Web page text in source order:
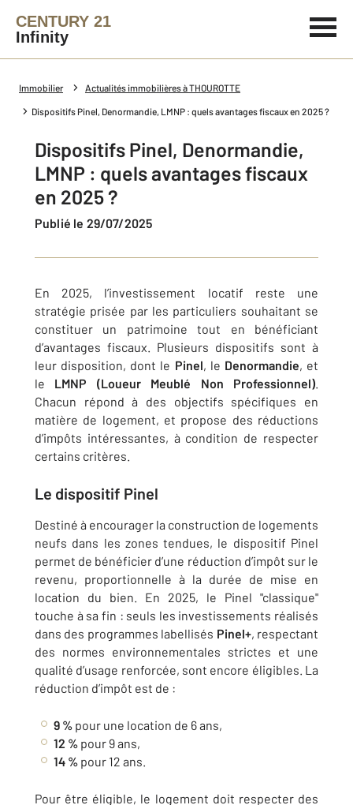
CENTURY 21
Infinity
Immobilier Actualités immobilières à THOUROTTE
Dispositifs Pinel, Denormandie, LMNP : quels avantages fiscaux en 2025 ?
Dispositifs Pinel, Denormandie,
LMNP : quels avantages fiscaux
en 2025 ?
Publié le 29/07/2025
En 2025, l’investissement locatif reste une
stratégie prisée par les particuliers souhaitant se
constituer un patrimoine tout en bénéficiant
d’avantages fiscaux. Plusieurs dispositifs sont à
leur disposition, dont le Pinel, le Denormandie, et
le LMNP (Loueur Meublé Non Professionnel).
Chacun répond à des objectifs spécifiques en
matière de logement, et propose des réductions
d’impôts intéressantes, à condition de respecter
certains critères.
Le dispositif Pinel
Destiné à encourager la construction de logements
neufs dans les zones tendues, le dispositif Pinel
permet de bénéficier d’une réduction d’impôt sur le
revenu, proportionnelle à la durée de mise en
location du bien. En 2025, le Pinel "classique"
touche à sa fin : seuls les investissements réalisés
dans des programmes labellisés Pinel+, respectant
des normes environnementales strictes et une
qualité d’usage renforcée, sont encore éligibles. La
réduction d’impôt est de :
9 % pour une location de 6 ans,
12 % pour 9 ans,
14 % pour 12 ans.
Pour être éligible, le logement doit respecter des